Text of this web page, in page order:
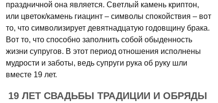
праздничной она является. Светлый камень криптон,
или цветок/камень гиацинт – символы спокойствия – вот
то, что символизирует девятнадцатую годовщину брака.
Вот то, что способно заполнить собой обыденность
жизни супругов. В этот период отношения исполнены
мудрости и заботы, ведь супруги рука об руку шли
вместе 19 лет.
19 ЛЕТ СВАДЬБЫ ТРАДИЦИИ И ОБРЯДЫ